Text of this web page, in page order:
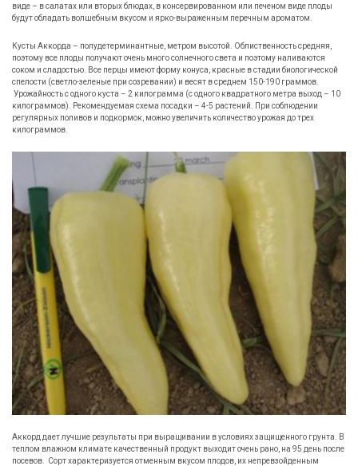
виде – в салатах или вторых блюдах, в консервированном или печеном виде плоды
будут обладать волшебным вкусом и ярко-выраженным перечным ароматом.
Кусты Аккорда – полудетерминантные, метром высотой. Облиственность средняя,
поэтому все плоды получают очень много солнечного света и поэтому наливаются
соком и сладостью. Все перцы имеют форму конуса, красные в стадии биологической
спелости (светло-зеленые при созревании) и весят в среднем 150-190 граммов.
Урожайность с одного куста – 2 килограмма (с одного квадратного метра выход – 10
килограммов). Рекомендуемая схема посадки – 4-5 растений. При соблюдении
регулярных поливов и подкормок, можно увеличить количество урожая до трех
килограммов.
Аккорд дает лучшие результаты при выращивании в условиях защищенного грунта. В
теплом влажном климате качественный продукт выходит очень рано, на 95 день после
посевов. Сорт характеризуется отменным вкусом плодов, их непревзойденным